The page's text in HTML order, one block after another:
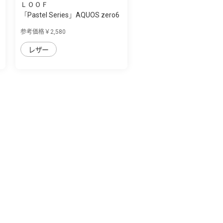
ＬＯＯＦ
「Pastel Series」AQUOS zero6
参考価格￥2,580
レザー